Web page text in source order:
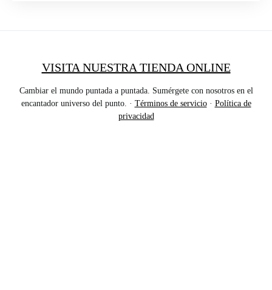
VISITA NUESTRA TIENDA ONLINE
Cambiar el mundo puntada a puntada. Sumérgete con nosotros en el
encantador universo del punto. · Términos de servicio· Política de
privacidad